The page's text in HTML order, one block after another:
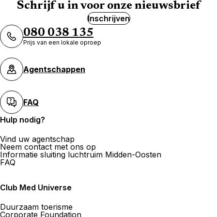
Agence de Voyages Club Med
Tours
Nu gesloten.Open op
Monceau Les Mines
16 rue Carnot 71300 Montceau Les Mines
Schrijf u in voor onze nieuwsbrief
Inschrijven
080 038 135
Prijs van een lokale oproep
Agentschappen
FAQ
Hulp nodig?
Vind uw agentschap
Neem contact met ons op
Informatie sluiting luchtruim Midden-Oosten
FAQ
Club Med Universe
Duurzaam toerisme
Corporate Foundation